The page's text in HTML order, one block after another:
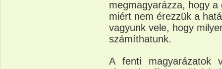
megmagyarázza, hogy
miért nem érezzük a
vagyunk vele, hogy
számíthatunk.
A fenti magyarázatok